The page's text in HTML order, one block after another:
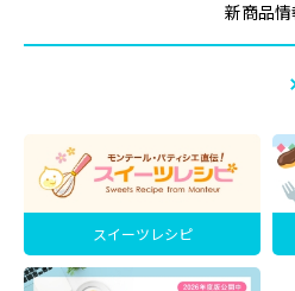
新商品情
スイーツレシピ